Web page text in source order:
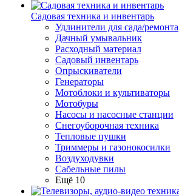
Садовая техника и инвентарь
Удлинители для сада/ремонта
Дачный умывальник
Расходный материал
Садовый инвентарь
Опрыскиватели
Генераторы
Мотоблоки и культиваторы
Мотобуры
Насосы и насосные станции
Снегоуборочная техника
Тепловые пушки
Триммеры и газонокосилки
Воздуходувки
Сабельные пилы
Ещё 10